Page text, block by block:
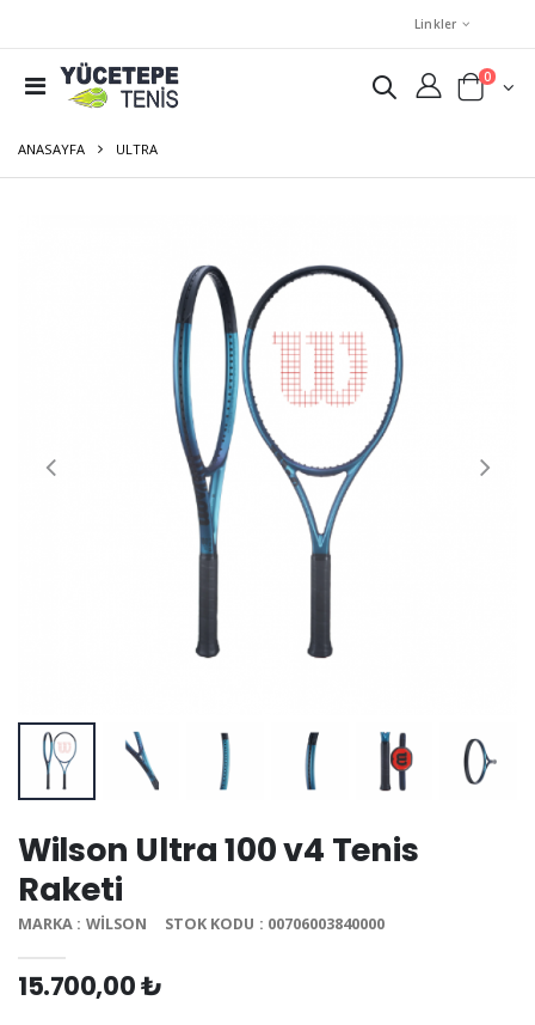
Linkler
0
ANASAYFA ULTRA
Wilson Ultra 100 v4 Tenis
Raketi
MARKA : WILSON STOK KODU : 00706003840000
15.700,00 ₺